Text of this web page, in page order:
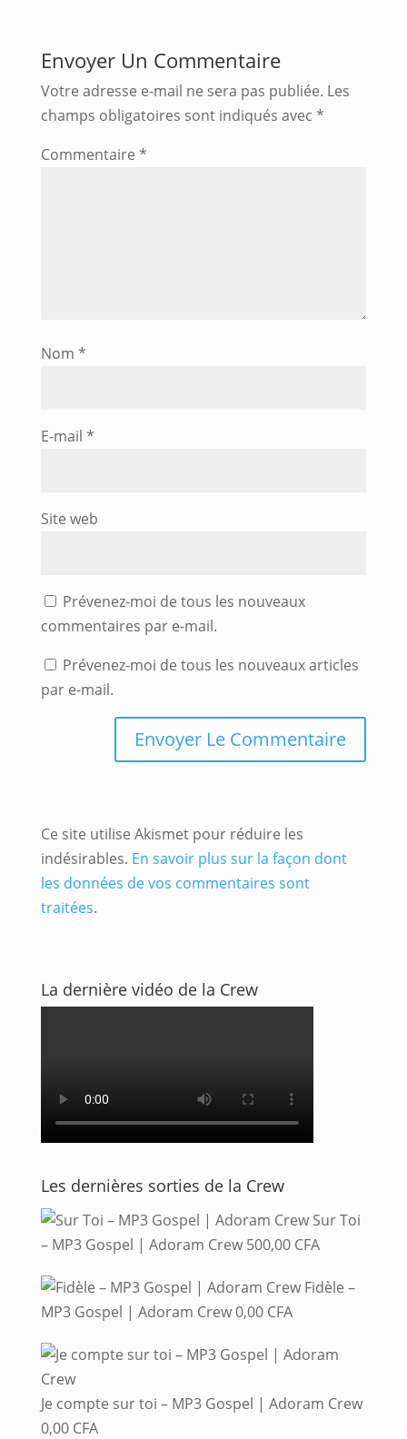
Envoyer Un Commentaire
Votre adresse e-mail ne sera pas publiée. Les
champs obligatoires sont indiqués avec *
Commentaire *
Nom *
E-mail *
Site web
Prévenez-moi de tous les nouveaux
commentaires par e-mail.
Prévenez-moi de tous les nouveaux articles
par e-mail.
Ce site utilise Akismet pour réduire les
indésirables. En savoir plus sur la façon dont
les données de vos commentaires sont
traitées.
La dernière vidéo de la Crew
Les dernières sorties de la Crew
Sur Toi
– MP3 Gospel | Adoram Crew 500,00 CFA
Fidèle –
MP3 Gospel | Adoram Crew0,00 CFA
Je compte sur toi – MP3 Gospel | Adoram Crew
0,00 CFA